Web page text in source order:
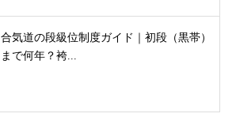
合気道の段級位制度ガイド｜初段（黒帯）
まで何年？袴...